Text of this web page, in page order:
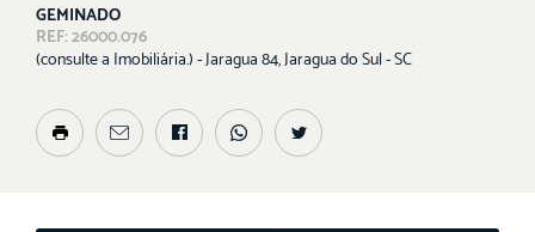
GEMINADO
REF: 26000.076
(consulte a Imobiliária.) - Jaragua 84, Jaragua do Sul - SC